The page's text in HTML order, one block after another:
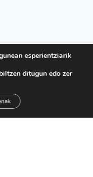
esperientziarik
ditugun edo zer